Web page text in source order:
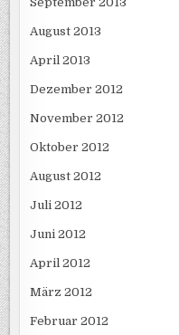
August 2013
April 2013
Dezember 2012
November 2012
Oktober 2012
August 2012
Juli 2012
Juni 2012
April 2012
März 2012
Februar 2012